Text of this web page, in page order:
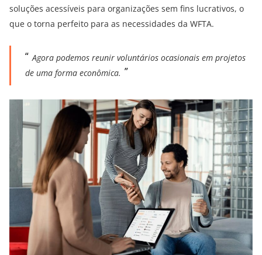
soluções acessíveis para organizações sem fins lucrativos, o
que o torna perfeito para as necessidades da WFTA.
Agora podemos reunir voluntários ocasionais em projetos
de uma forma econômica.